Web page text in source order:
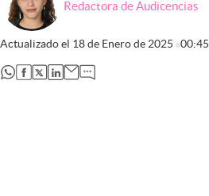
Redactora de Audicencias
Actualizado el 18 de Enero de 2025 00:45
abre en nueva pestaña
abre en nueva pestaña
abre en nueva pestaña
abre en nueva pestaña